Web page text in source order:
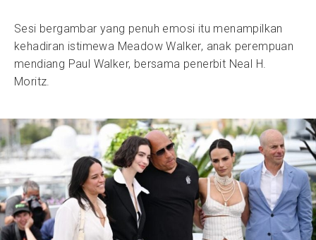
Sesi bergambar yang penuh emosi itu menampilkan
kehadiran istimewa Meadow Walker, anak perempuan
mendiang Paul Walker, bersama penerbit Neal H.
Moritz.